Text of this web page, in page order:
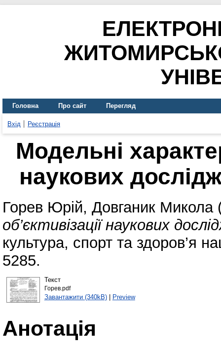
Головна Про сайт Перегляд
Вхід Реєстрація
Модельні
наукових
Горев Юрій, Довганик Микола
об’єктивізації наукових
культура, спорт та здоров’я
5285.
Текст
Горев.pdf
Завантажити (340kB)| Preview
Анотація